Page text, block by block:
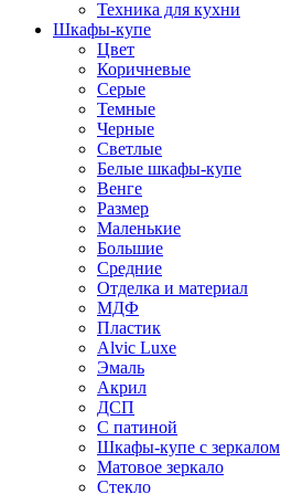
Техника для кухни
Шкафы-купе
Цвет
Коричневые
Серые
Темные
Черные
Светлые
Белые шкафы-купе
Венге
Размер
Маленькие
Большие
Средние
Отделка и материал
МДФ
Пластик
Alvic Luxe
Эмаль
Акрил
ДСП
С патиной
Шкафы-купе с зеркалом
Матовое зеркало
Стекло